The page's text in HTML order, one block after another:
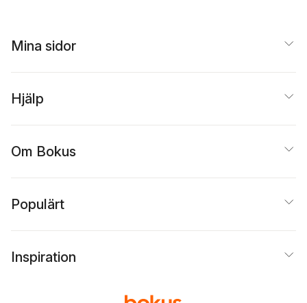
Mina sidor
Hjälp
Om Bokus
Populärt
Inspiration